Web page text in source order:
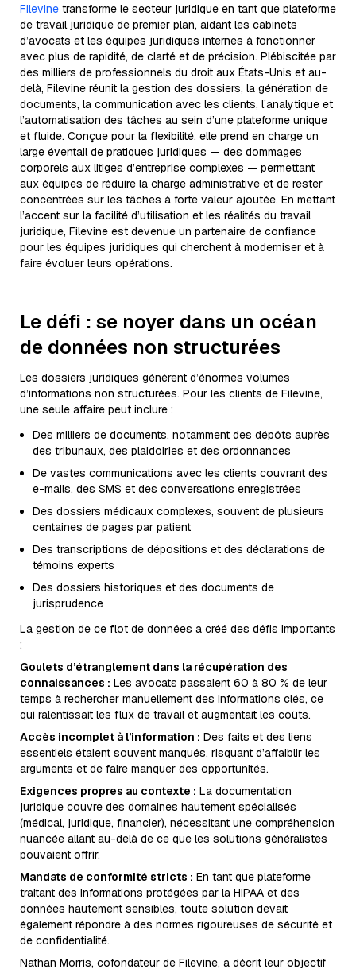
Filevine transforme le secteur juridique en tant que plateforme
de travail juridique de premier plan, aidant les cabinets
d’avocats et les équipes juridiques internes à fonctionner
avec plus de rapidité, de clarté et de précision. Plébiscitée par
des milliers de professionnels du droit aux États-Unis et au-
delà, Filevine réunit la gestion des dossiers, la génération de
documents, la communication avec les clients, l’analytique et
l’automatisation des tâches au sein d’une plateforme unique
et fluide. Conçue pour la flexibilité, elle prend en charge un
large éventail de pratiques juridiques — des dommages
corporels aux litiges d’entreprise complexes — permettant
aux équipes de réduire la charge administrative et de rester
concentrées sur les tâches à forte valeur ajoutée. En mettant
l’accent sur la facilité d’utilisation et les réalités du travail
juridique, Filevine est devenue un partenaire de confiance
pour les équipes juridiques qui cherchent à moderniser et à
faire évoluer leurs opérations.
Le défi : se noyer dans un océan
de données non structurées
Les dossiers juridiques génèrent d’énormes volumes
d’informations non structurées. Pour les clients de Filevine,
une seule affaire peut inclure :
Des milliers de documents, notamment des dépôts auprès
des tribunaux, des plaidoiries et des ordonnances
De vastes communications avec les clients couvrant des
e-mails, des SMS et des conversations enregistrées
Des dossiers médicaux complexes, souvent de plusieurs
centaines de pages par patient
Des transcriptions de dépositions et des déclarations de
témoins experts
Des dossiers historiques et des documents de
jurisprudence
La gestion de ce flot de données a créé des défis importants
:
Goulets d’étranglement dans la récupération des
connaissances : Les avocats passaient 60 à 80 % de leur
temps à rechercher manuellement des informations clés, ce
qui ralentissait les flux de travail et augmentait les coûts.
Accès incomplet à l’information : Des faits et des liens
essentiels étaient souvent manqués, risquant d’affaiblir les
arguments et de faire manquer des opportunités.
Exigences propres au contexte : La documentation
juridique couvre des domaines hautement spécialisés
(médical, juridique, financier), nécessitant une compréhension
nuancée allant au-delà de ce que les solutions généralistes
pouvaient offrir.
Mandats de conformité stricts : En tant que plateforme
traitant des informations protégées par la HIPAA et des
données hautement sensibles, toute solution devait
également répondre à des normes rigoureuses de sécurité et
de confidentialité.
Nathan Morris, cofondateur de Filevine, a décrit leur objectif